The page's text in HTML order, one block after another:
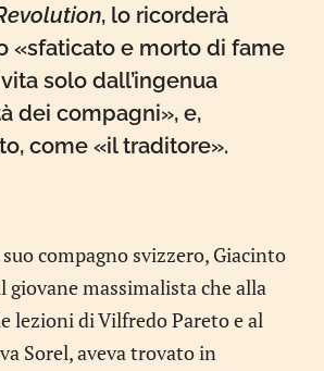
, lo ricorderà
«sfaticato e morto di fame
solo dall’ingenua
dei compagni», e,
come «il traditore».
compagno svizzero, Giacinto
massimalista che alla
lezioni di Vilfredo Pareto e al
Sorel, aveva trovato in